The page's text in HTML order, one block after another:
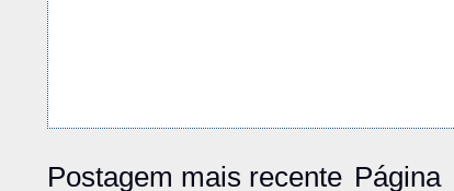
Postagem mais recente Página